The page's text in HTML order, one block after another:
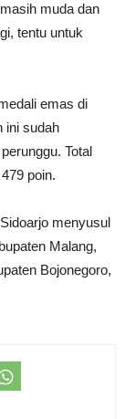
muda dan
tentu untuk
emas di
ini sudah
Total
poin.
menyusul
Malang,
Bojonegoro,